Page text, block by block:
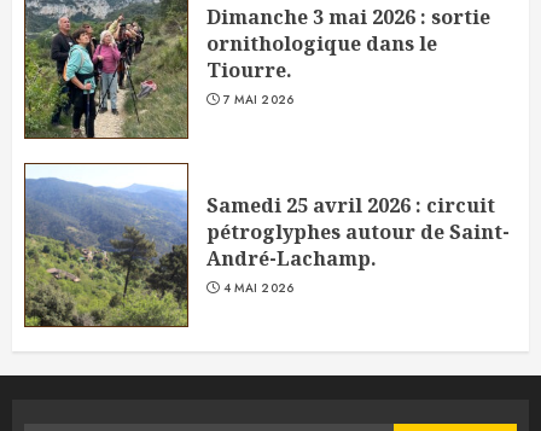
Dimanche 3 mai 2026 : sortie
ornithologique dans le
Tiourre.
7 MAI 2026
Samedi 25 avril 2026 : circuit
pétroglyphes autour de Saint-
André-Lachamp.
4 MAI 2026